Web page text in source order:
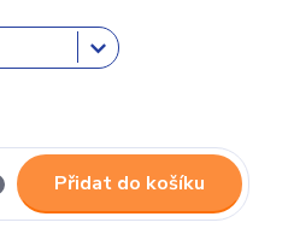
Přidat do košíku